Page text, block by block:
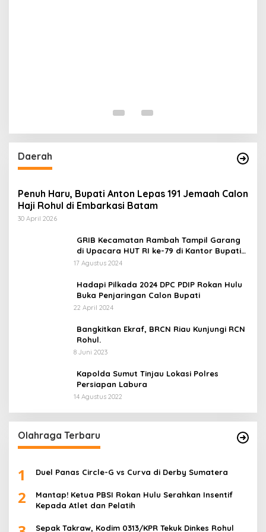
Daerah
Penuh Haru, Bupati Anton Lepas 191 Jemaah Calon
Haji Rohul di Embarkasi Batam
30 April 2026
GRIB Kecamatan Rambah Tampil Garang
di Upacara HUT RI ke-79 di Kantor Bupati
Rokan Hulu!
17 Agustus 2024
Hadapi Pilkada 2024 DPC PDIP Rokan Hulu
Buka Penjaringan Calon Bupati
22 April 2024
Bangkitkan Ekraf, BRCN Riau Kunjungi RCN
Rohul.
8 Juni 2023
Kapolda Sumut Tinjau Lokasi Polres
Persiapan Labura
14 Agustus 2022
Olahraga Terbaru
1 Duel Panas Circle-G vs Curva di Derby Sumatera
2
Mantap! Ketua PBSI Rokan Hulu Serahkan Insentif
Kepada Atlet dan Pelatih
Sepak Takraw, Kodim 0313/KPR Tekuk Dinkes Rohul